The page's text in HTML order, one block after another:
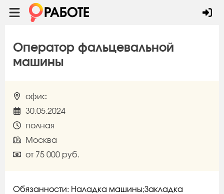
Оператор фальцевальной
машины
офис
30.05.2024
полная
Москва
от 75 000 руб.
Обязанности: Наладка машины;Закладка